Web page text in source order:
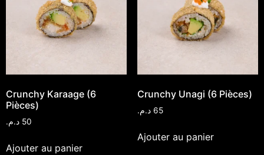
Crunchy Karaage (6
Pièces)
50 د.م.
Ajouter au panier
Crunchy Unagi (6 Pièces)
65 د.م.
Ajouter au panier